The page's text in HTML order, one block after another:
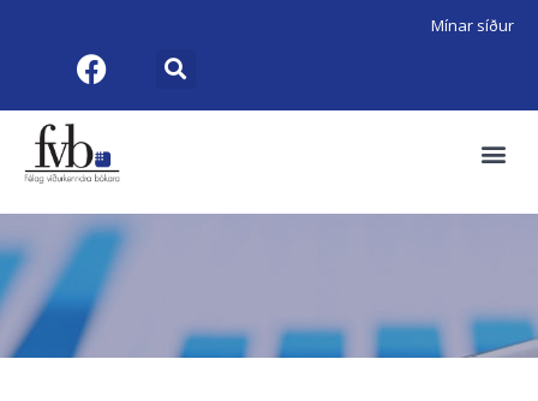
Mínar síður